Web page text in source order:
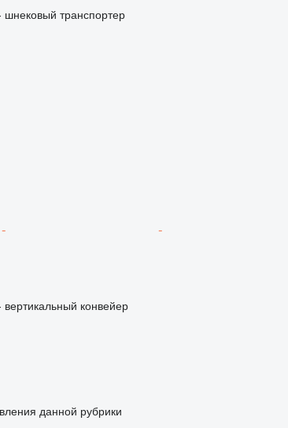
транспортер
конвейер
данной рубрики